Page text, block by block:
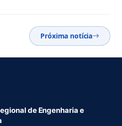
Próxima notícia
de Engenharia e